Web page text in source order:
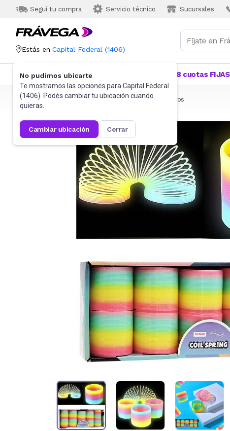
Seguí tu compra Servicio técnico Sucursales
Estás en Capital Federal (1406)
No pudimos ubicarte
Te mostramos las opciones para Capital Federal
(1406). Podés cambiar tu ubicación cuando
quieras.
cambiar ubicación cerrar
Categorías Más Vendidos 18 cuotas FIJAS
Frávega Juguetes y Juegos Didácticos Para niños